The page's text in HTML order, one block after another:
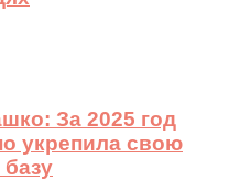
За 2025 год
укрепила свою